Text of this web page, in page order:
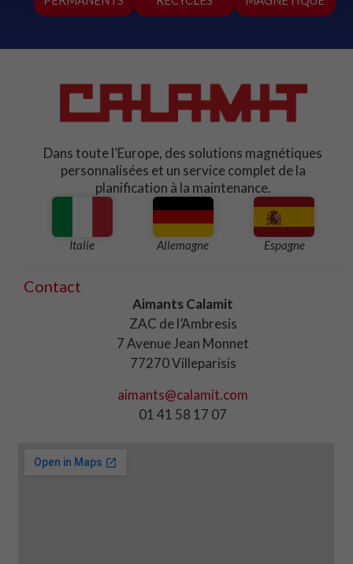
Dans toute l’Europe, des solutions magnétiques
personnalisées et un service complet de la
planification à la maintenance.​
Italie Allemagne Espagne
Contact
Aimants Calamit
ZAC de l’Ambresis
7 Avenue Jean Monnet
77270 Villeparisis
aimants@calamit.com
01 41 58 17 07